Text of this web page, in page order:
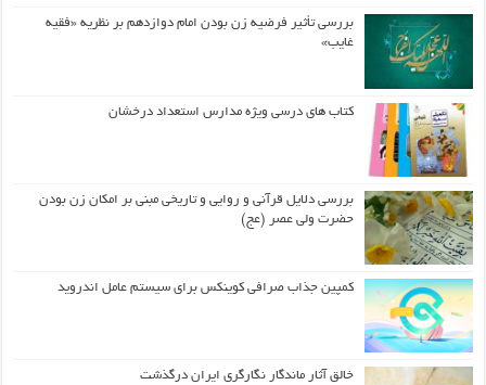
بررسی تأثیر فرضیه زن بودن امام دوازدهم بر نظریه «فقیه
غایب»
کتاب های درسی ویژه مدارس استعداد درخشان
بررسی دلایل قرآنی و روایی و تاریخی مبنی بر امکان زن بودن
حضرت ولی عصر (عج)
کمپین جذاب صرافی کوینکس برای سیستم عامل اندروید
خالق آثار ماندگار نگارگری ایران درگذشت